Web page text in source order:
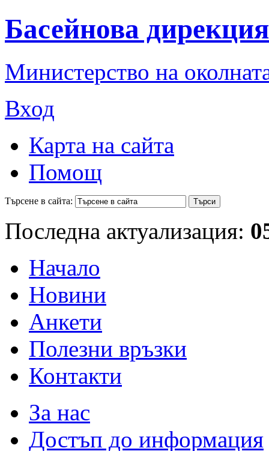
Басейнова
Министерство на
Вход
Карта на сайта
Помощ
Търсене в сайта:
Последна актуализация:
Начало
Новини
Анкети
Полезни връзки
Контакти
За нас
Достъп до информация